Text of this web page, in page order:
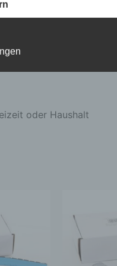
oder Haushalt
im
Daten wie das Erheben,
die Speicherung, die
das Abfragen, die
Verbreitung oder
ihre künftige Verarbeitung